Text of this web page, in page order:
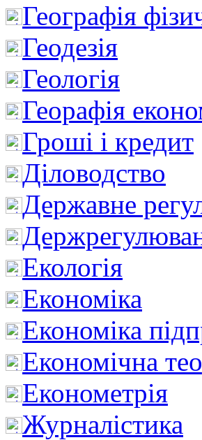
Географія
Геодезія
Геологія
Георафія
Гроші і кредит
Діловодство
Державне
Екологія
Економіка
Економіка
Економічна
Економетрія
Журналістика